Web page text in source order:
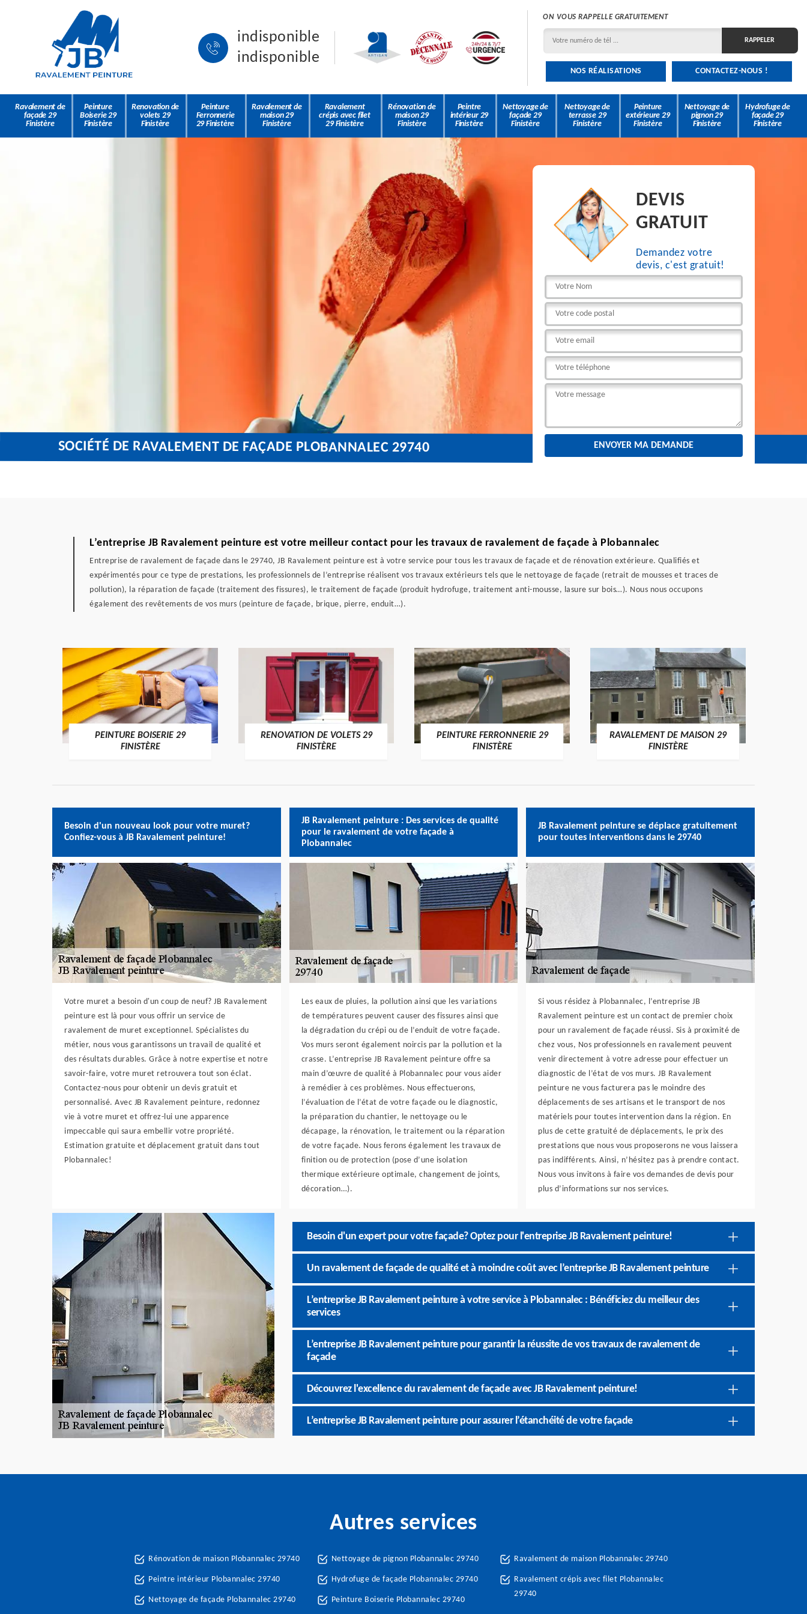
indisponible
indisponible
ON VOUS RAPPELLE GRATUITEMENT
NOS RÉALISATIONS CONTACTEZ-NOUS !
Ravalement de
façade 29
Finistère
Peinture
Boiserie 29
Finistère
Renovation de
volets 29
Finistère
Peinture
Ferronnerie
29 Finistère
Ravalement de
maison 29
Finistère
Ravalement
crépis avec filet
29 Finistère
Rénovation de
maison 29
Finistère
Peintre
intérieur 29
Finistère
Nettoyage de
façade 29
Finistère
Nettoyage de
terrasse 29
Finistère
Peinture
extérieure 29
Finistère
Nettoyage de
pignon 29
Finistère
Hydrofuge de
façade 29
Finistère
DEVIS
GRATUIT
Demandez votre
devis, c'est gratuit!
SOCIÉTÉ DE RAVALEMENT DE FAÇADE PLOBANNALEC 29740
L’entreprise JB Ravalement peinture est votre meilleur contact pour les travaux de ravalement de façade à Plobannalec
Entreprise de ravalement de façade dans le 29740, JB Ravalement peinture est à votre service pour tous les travaux de façade et de rénovation extérieure. Qualifiés et
expérimentés pour ce type de prestations, les professionnels de l’entreprise réalisent vos travaux extérieurs tels que le nettoyage de façade (retrait de mousses et traces de
pollution), la réparation de façade (traitement des fissures), le traitement de façade (produit hydrofuge, traitement anti-mousse, lasure sur bois…). Nous nous occupons
également des revêtements de vos murs (peinture de façade, brique, pierre, enduit…).
PEINTURE BOISERIE 29
FINISTÈRE
RENOVATION DE VOLETS 29
FINISTÈRE
PEINTURE FERRONNERIE 29
FINISTÈRE
RAVALEMENT DE MAISON 29
FINISTÈRE
Besoin d'un nouveau look pour votre muret?
Confiez-vous à JB Ravalement peinture!
Votre muret a besoin d'un coup de neuf? JB Ravalement
peinture est là pour vous offrir un service de
ravalement de muret exceptionnel. Spécialistes du
métier, nous vous garantissons un travail de qualité et
des résultats durables. Grâce à notre expertise et notre
savoir-faire, votre muret retrouvera tout son éclat.
Contactez-nous pour obtenir un devis gratuit et
personnalisé. Avec JB Ravalement peinture, redonnez
vie à votre muret et offrez-lui une apparence
impeccable qui saura embellir votre propriété.
Estimation gratuite et déplacement gratuit dans tout
Plobannalec!
JB Ravalement peinture : Des services de qualité
pour le ravalement de votre façade à
Plobannalec
Les eaux de pluies, la pollution ainsi que les variations
de températures peuvent causer des fissures ainsi que
la dégradation du crépi ou de l’enduit de votre façade.
Vos murs seront également noircis par la pollution et la
crasse. L’entreprise JB Ravalement peinture offre sa
main d’œuvre de qualité à Plobannalec pour vous aider
à remédier à ces problèmes. Nous effectuerons,
l’évaluation de l’état de votre façade ou le diagnostic,
la préparation du chantier, le nettoyage ou le
décapage, la rénovation, le traitement ou la réparation
de votre façade. Nous ferons également les travaux de
finition ou de protection (pose d’une isolation
thermique extérieure optimale, changement de joints,
décoration…).
JB Ravalement peinture se déplace gratuitement
pour toutes interventions dans le 29740
Si vous résidez à Plobannalec, l’entreprise JB
Ravalement peinture est un contact de premier choix
pour un ravalement de façade réussi. Sis à proximité de
chez vous, Nos professionnels en ravalement peuvent
venir directement à votre adresse pour effectuer un
diagnostic de l’état de vos murs. JB Ravalement
peinture ne vous facturera pas le moindre des
déplacements de ses artisans et le transport de nos
matériels pour toutes intervention dans la région. En
plus de cette gratuité de déplacements, le prix des
prestations que nous vous proposerons ne vous laissera
pas indifférents. Ainsi, n’hésitez pas à prendre contact.
Nous vous invitons à faire vos demandes de devis pour
plus d’informations sur nos services.
Besoin d'un expert pour votre façade? Optez pour l'entreprise JB Ravalement peinture!
Un ravalement de façade de qualité et à moindre coût avec l’entreprise JB Ravalement peinture
L’entreprise JB Ravalement peinture à votre service à Plobannalec : Bénéficiez du meilleur des
services
L’entreprise JB Ravalement peinture pour garantir la réussite de vos travaux de ravalement de
façade
Découvrez l'excellence du ravalement de façade avec JB Ravalement peinture!
L’entreprise JB Ravalement peinture pour assurer l’étanchéité de votre façade
Autres services
Rénovation de maison Plobannalec 29740
Peintre intérieur Plobannalec 29740
Nettoyage de façade Plobannalec 29740
Nettoyage de pignon Plobannalec 29740
Hydrofuge de façade Plobannalec 29740
Peinture Boiserie Plobannalec 29740
Ravalement de maison Plobannalec 29740
Ravalement crépis avec filet Plobannalec
29740